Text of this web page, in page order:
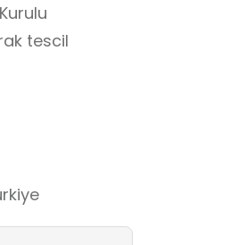
tescil